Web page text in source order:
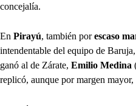
concejalía.
En Pirayú, también porescaso
intendentable del equipo de Baruja,
ganó al de Zárate, Emilio Medina
replicó, aunque por margen mayor,